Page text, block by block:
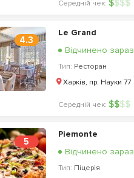
Середній чек: $$$$
4.3
Le Grand
Відчинено зараз
Тип: Ресторан
Харків, пр. Науки 77
Середній чек: $$$$
5
Piemonte
Відчинено зараз
Тип: Піцерія